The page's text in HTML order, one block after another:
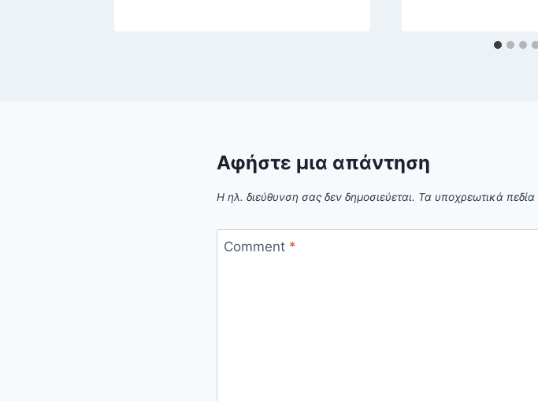
Αφήστε μια απάντηση
Η ηλ. διεύθυνση σας δεν δημοσιεύεται. Τα υποχρεωτικά πεδία
Comment *